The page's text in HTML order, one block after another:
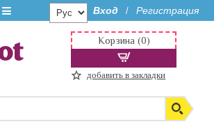
Вход / Регистрация
Корзина (0)
добавить в закладки